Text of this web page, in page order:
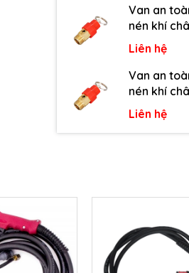
Van an
nén khí
Liên hệ
Van an
nén khí
Liên hệ